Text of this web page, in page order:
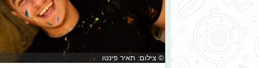
© צילום: תאיר פינטו